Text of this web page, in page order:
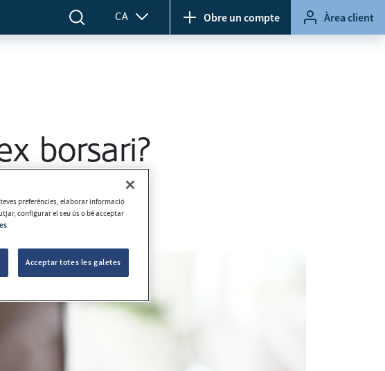
CA Obre un compte Àrea client
borsari?
preferències, elaborar informació
configurar el seu ús o bé acceptar
Acceptar totes les galetes